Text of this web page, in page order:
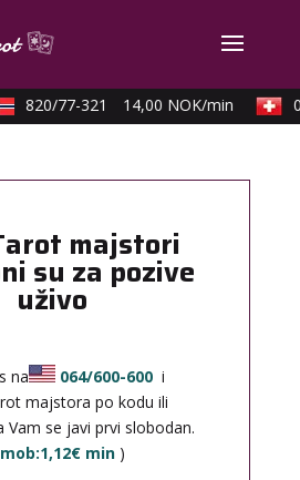
820/77-321 14,00 NOK/min
majstori
su za pozive
uživo
na 064/600-600 i
majstora po kodu ili
Vam se javi prvi slobodan.
min )